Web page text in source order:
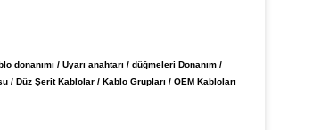
donanımı / Uyarı anahtarı / düğmeleri Donanım /
Düz Şerit Kablolar / Kablo Grupları / OEM Kabloları